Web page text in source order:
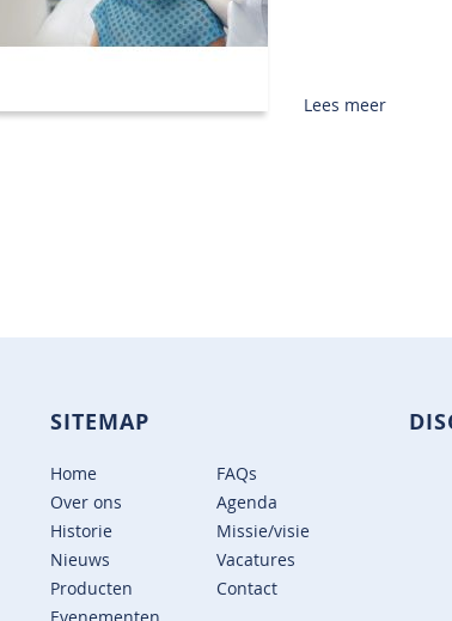
Lees meer
SITEMAP
Home
Over ons
Historie
Nieuws
Producten
FAQs
Agenda
Missie/visie
Vacatures
Contact